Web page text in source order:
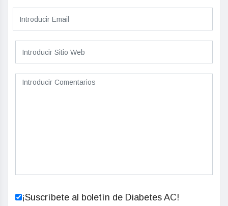
¡Suscríbete al boletín de Diabetes AC!